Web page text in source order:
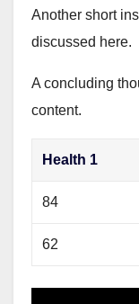
Another short
discussed here.
A concluding
content.
Health 1
84
62